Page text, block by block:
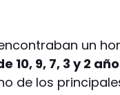
un
10, 9, 7, 3 y 2
de los